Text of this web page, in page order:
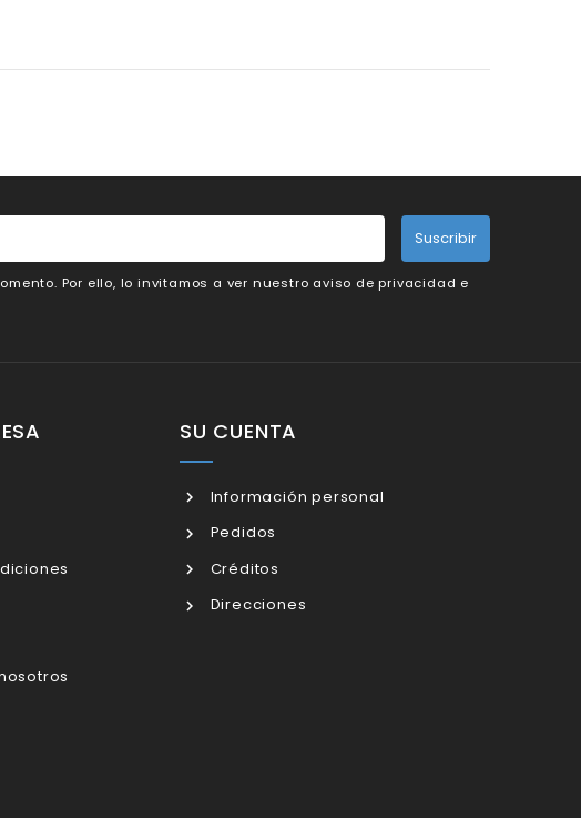
Suscribir
Por ello, lo invitamos a ver nuestro aviso de privacidad e
SU CUENTA
Información personal
Pedidos
Créditos
Direcciones